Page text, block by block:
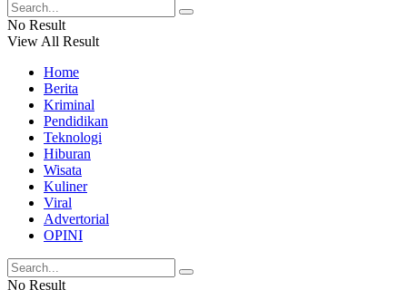
No Result
View All Result
Home
Berita
Kriminal
Pendidikan
Teknologi
Hiburan
Wisata
Kuliner
Viral
Advertorial
OPINI
No Result